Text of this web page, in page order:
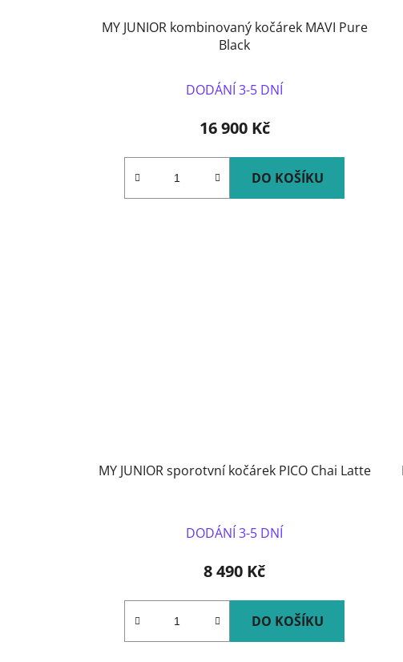
MY JUNIOR kombinovaný kočárek MAVI Pure
Black
DODÁNÍ 3-5 DNÍ
16 900 Kč
DO KOŠÍKU
MY JUNIOR sporotvní kočárek PICO Chai Latte
DODÁNÍ 3-5 DNÍ
8 490 Kč
DO KOŠÍKU